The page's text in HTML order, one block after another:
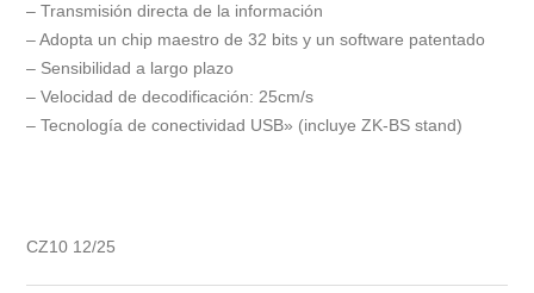
– Transmisión directa de la información
– Adopta un chip maestro de 32 bits y un software patentado
– Sensibilidad a largo plazo
– Velocidad de decodificación: 25cm/s
– Tecnología de conectividad USB» (incluye ZK-BS stand)
CZ10 12/25